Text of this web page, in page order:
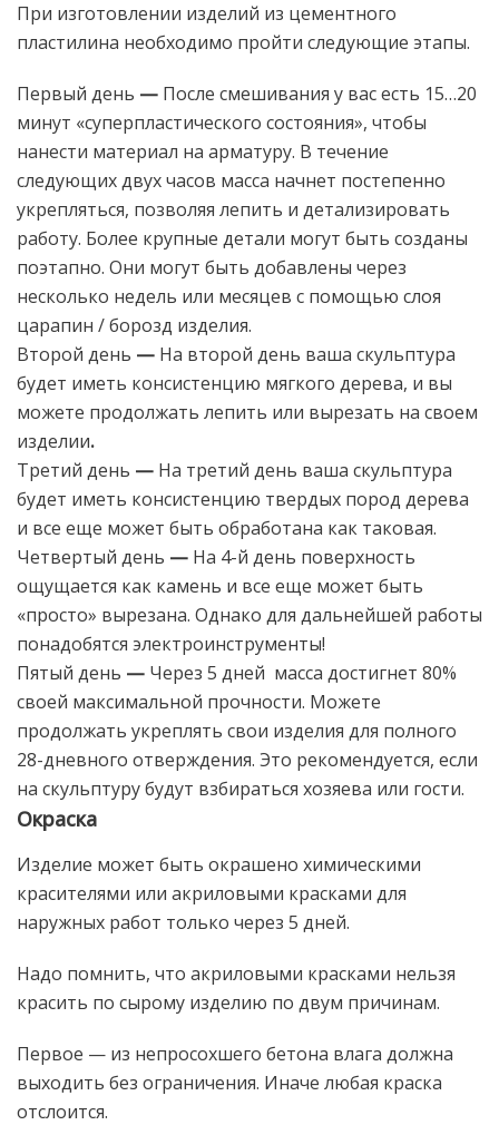
При изготовлении изделий из цементного
пластилина необходимо пройти следующие этапы.
Первый день — После смешивания у вас есть 15…20
минут «суперпластического состояния», чтобы
нанести материал на арматуру. В течение
следующих двух часов масса начнет постепенно
укрепляться, позволяя лепить и детализировать
работу. Более крупные детали могут быть созданы
поэтапно. Они могут быть добавлены через
несколько недель или месяцев с помощью слоя
царапин / борозд изделия.
Второй день — На второй день ваша скульптура
будет иметь консистенцию мягкого дерева, и вы
можете продолжать лепить или вырезать на своем
изделии.
Третий день — На третий день ваша скульптура
будет иметь консистенцию твердых пород дерева
и все еще может быть обработана как таковая.
Четвертый день — На 4-й день поверхность
ощущается как камень и все еще может быть
«просто» вырезана. Однако для дальнейшей работы
понадобятся электроинструменты!
Пятый день — Через 5 дней масса достигнет 80%
своей максимальной прочности. Можете
продолжать укреплять свои изделия для полного
28-дневного отверждения. Это рекомендуется, если
на скульптуру будут взбираться хозяева или гости.
Окраска
Изделие может быть окрашено химическими
красителями или акриловыми красками для
наружных работ только через 5 дней.
Надо помнить, что акриловыми красками нельзя
красить по сырому изделию по двум причинам.
Первое — из непросохшего бетона влага должна
выходить без ограничения. Иначе любая краска
отслоится.